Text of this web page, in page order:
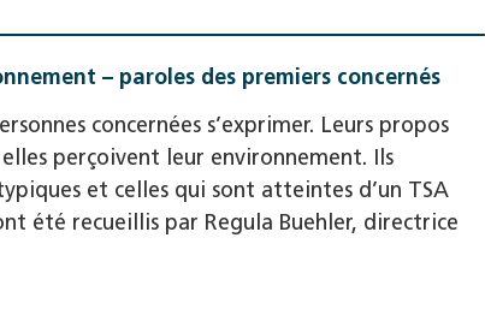
– paroles des premiers concernés
concernées s’exprimer. Leurs propos
perçoivent leur environnement. Ils
et celles qui sont atteintes d’un TSA
été recueillis par Regula Buehler, directrice